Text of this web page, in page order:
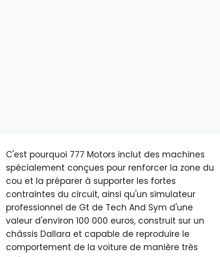
C'est pourquoi 777 Motors inclut des machines
spécialement conçues pour renforcer la zone du
cou et la préparer à supporter les fortes
contraintes du circuit, ainsi qu'un simulateur
professionnel de Gt de Tech And Sym d'une
valeur d'environ 100 000 euros, construit sur un
châssis Dallara et capable de reproduire le
comportement de la voiture de manière très